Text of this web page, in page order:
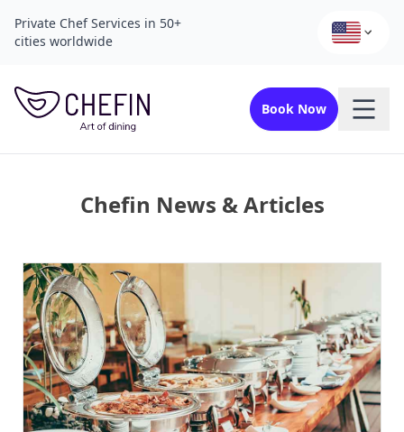
Private Chef Services in 50+
cities worldwide
Book Now
Chefin News & Articles